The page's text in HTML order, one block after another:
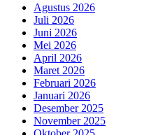
Agustus 2026
Juli 2026
Juni 2026
Mei 2026
April 2026
Maret 2026
Februari 2026
Januari 2026
Desember 2025
November 2025